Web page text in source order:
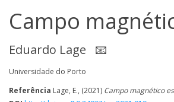
Campo
Eduardo Lage 📧
Universidade do Porto
Referência Lage, E., (2021) Campo magnético